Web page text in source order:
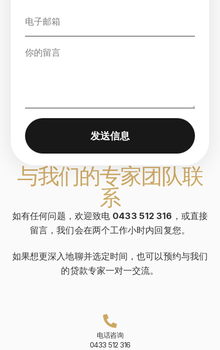
与我们的专家团队联
系
如有任何问题，欢迎致电 0433 512 316 ，或直接
留言，我们会在两个工作小时内回复您。
如果想更深入地聊并选定时间，也可以预约与我们
的贷款专家一对一交流。
电话咨询
0433 512 316
发送信息